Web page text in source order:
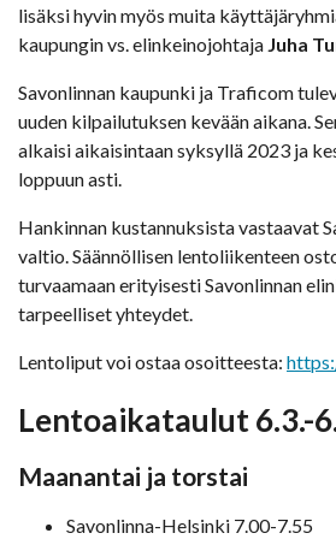
lisäksi hyvin myös muita
kaupungin vs. elinkeinojohtaja Juha
Savonlinnan kaupunki ja Traficom
uuden kilpailutuksen kevään aikana.
alkaisi aikaisintaan syksyllä 2023 ja
loppuun asti.
Hankinnan kustannuksista vastaavat
valtio. Säännöllisen lentoliikenteen
turvaamaan erityisesti Savonlinnan
tarpeelliset yhteydet.
Lentoliput voi ostaa osoitteesta:
Lentoaikataulut 6.3.-
Maanantai ja torstai
Savonlinna-Helsinki 7.00-7.55